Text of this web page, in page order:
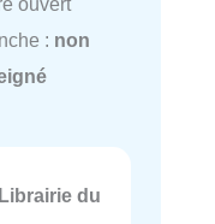
: non
Librairie du